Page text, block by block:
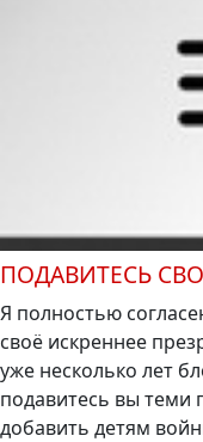
ПОДАВИТЕСЬ
Я полностью
своё искреннее
уже несколько лет
подавитесь вы теми
добавить детям